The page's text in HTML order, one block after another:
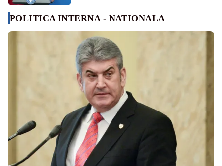
POLITICA INTERNA - NATIONALA